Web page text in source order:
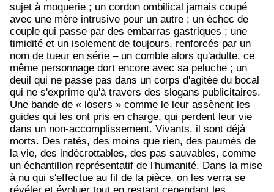
sujet à moquerie ; un cordon ombilical jamais coupé
avec une mère intrusive pour un autre ; un échec de
couple qui passe par des embarras gastriques ; une
timidité et un isolement de toujours, renforcés par un
nom de tueur en série – un comble alors qu'adulte, ce
même personnage dort encore avec sa peluche ; un
deuil qui ne passe pas dans un corps d'agitée du bocal
qui ne s'exprime qu'à travers des slogans publicitaires.
Une bande de « losers » comme le leur assènent les
guides qui les ont pris en charge, qui perdent leur vie
dans un non-accomplissement. Vivants, il sont déjà
morts. Des ratés, des moins que rien, des paumés de
la vie, des indécrottables, des pas sauvables, comme
un échantillon représentatif de l'humanité. Dans la mise
à nu qui s'effectue au fil de la pièce, on les verra se